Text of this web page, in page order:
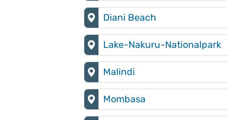
Diani Beach
Lake-Nakuru-Nationalpark
Malindi
Mombasa